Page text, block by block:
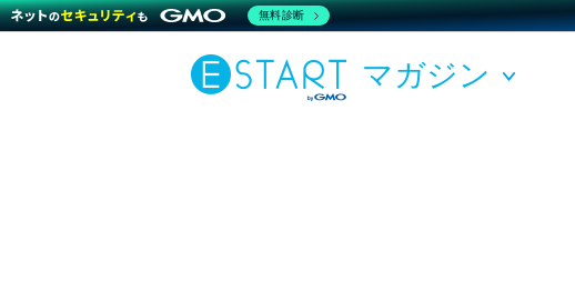
マガジン
無料診断